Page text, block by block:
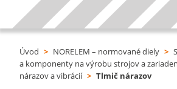
Úvod > NORELEM – normované diely >
a komponenty na výrobu strojov a
nárazov a vibrácií > Tlmič nárazov